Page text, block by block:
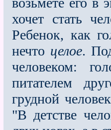
хочет стать
Ребенок, как
нечто целое.
человеком:
питателем
грудной
"В детстве